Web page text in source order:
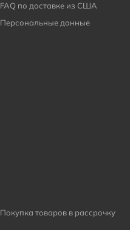
FAQ по доставке из США
Персональные данные
Покупка товаров в рассрочку